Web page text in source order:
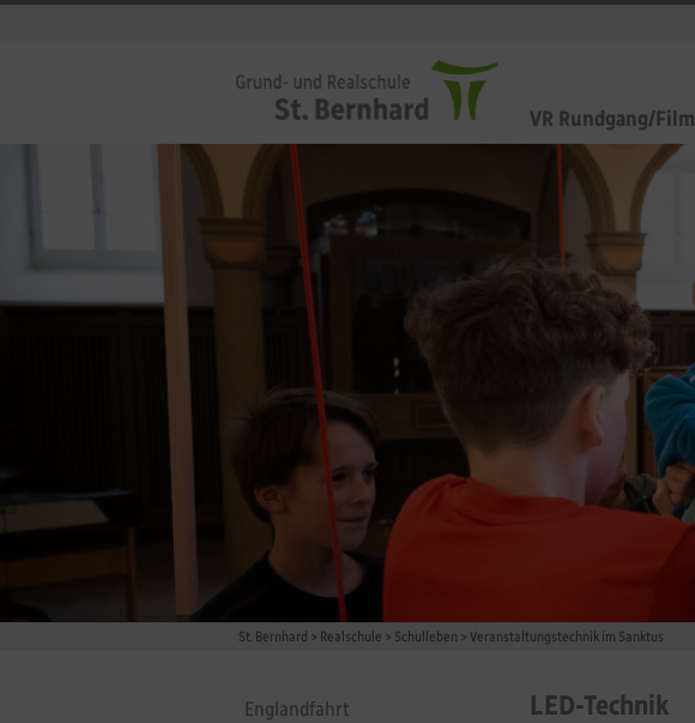
VR Rundgang/Film
St. Bernhard > Realschule > Schulleben > Veranstaltungstechnik im Sanktus
Englandfahrt LED-Technik